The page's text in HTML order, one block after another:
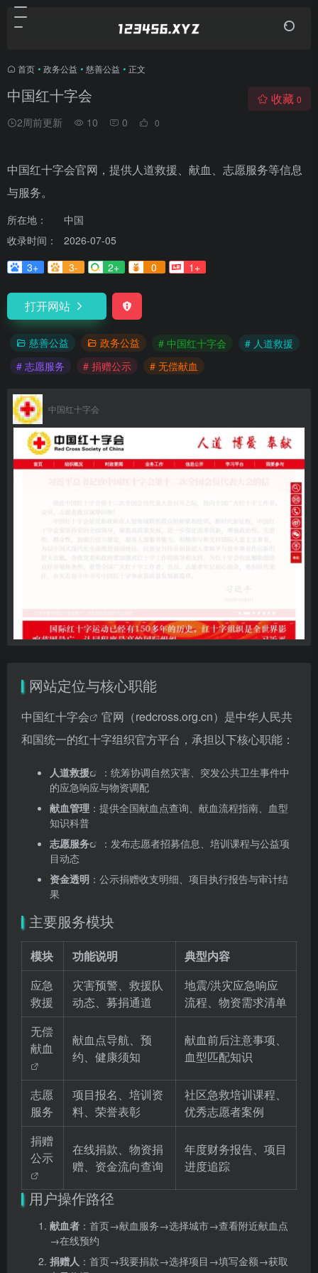
首页 • 政务公益 • 慈善公益 • 正文
中国红十字会
2周前更新 10 0 0
收藏 0
中国红十字会官网，提供人道救援、献血、志愿服务等信息
与服务。
所在地：
中国
收录时间：
2026-07-05
3+
3- 2+ 0 1+
打开网站
慈善公益 政务公益 # 中国红十字会
# 人道救援
# 志愿服务
# 捐赠公示 # 无偿献血
中国红十字会
网站定位与核心职能
中国红十字会
官网（redcross.org.cn）是中华人民共
和国统一的红十字组织官方平台，承担以下核心职能：
人道救援
：统筹协调自然灾害、突发公共卫生事件中
的应急响应与物资调配
献血管理 ：提供全国献血点查询、献血流程指南、血型
知识科普
志愿服务
：发布志愿者招募信息、培训课程与公益项
目动态
资金透明 ：公示捐赠收支明细、项目执行报告与审计结
果
主要服务模块
模块 功能说明
典型内容
应急
救援
灾害预警、救援队
动态、募捐通道
地震/洪灾应急响应
流程、物资需求清单
无偿
献血
献血点导航、预
约、健康须知
献血前后注意事项、
血型匹配知识
志愿
服务
项目报名、培训资
料、荣誉表彰
社区急救培训课程、
优秀志愿者案例
捐赠
公示
在线捐款、物资捐
赠、资金流向查询
年度财务报告、项目
进度追踪
用户操作路径
献血者 ：首页→献血服务→选择城市→查看附近献血点
→在线预约
捐赠人 ：首页→我要捐款→选择项目→填写金额→获取